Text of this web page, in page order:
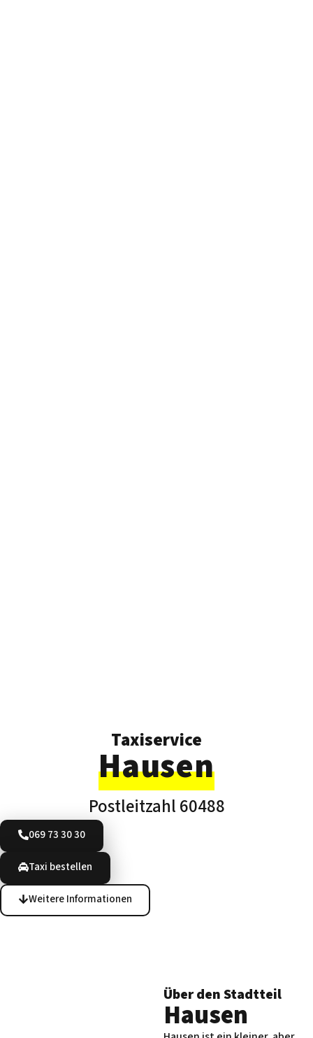
Taxiservice
Hausen
Postleitzahl 60488
069 73 30 30
Taxi bestellen
Weitere Informationen
Über den Stadtteil
Hausen